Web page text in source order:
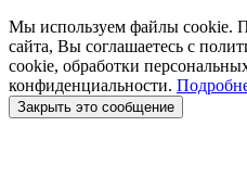
Мы используем файлы cookie.
сайта, Вы соглашаетесь с
cookie, обработки
конфиденциальности.
Закрыть это сообщение